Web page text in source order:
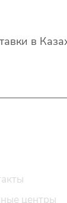
в
центры